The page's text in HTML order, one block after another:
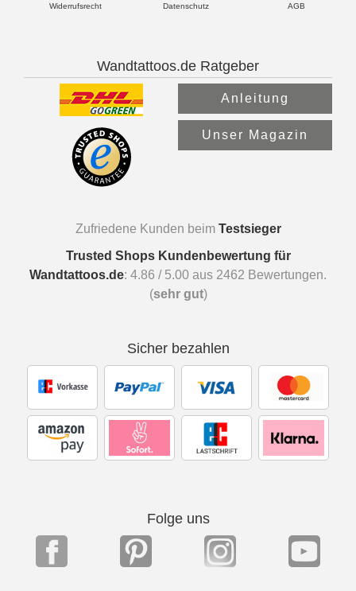
Widerrufsrecht Datenschutz AGB
Wandtattoos.de Ratgeber
Anleitung
Unser Magazin
Zufriedene Kunden beim Testsieger
Trusted Shops Kundenbewertung für
Wandtattoos.de: 4.86 / 5.00 aus 2462 Bewertungen.
(sehr gut)
Sicher bezahlen
Folge uns